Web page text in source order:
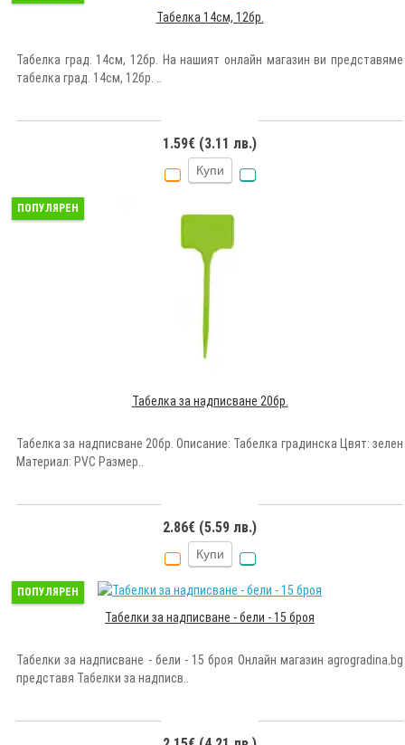
Табелка 14см, 12бр.
Табелка град. 14см, 12бр. На нашият онлайн магазин ви представяме
табелка град. 14см, 12бр. ..
1.59€ (3.11 лв.)
Купи
ПОПУЛЯРЕН
Табелка за надписване 20бр.
Табелка за надписване 20бр. Описание: Табелка градинска Цвят: зелен
Материал: PVC Размер..
2.86€ (5.59 лв.)
Купи
ПОПУЛЯРЕН
Табелки за надписване - бели - 15 броя
Табелки за надписване - бели - 15 броя Онлайн магазин agrogradina.bg
представя Табелки за надписв..